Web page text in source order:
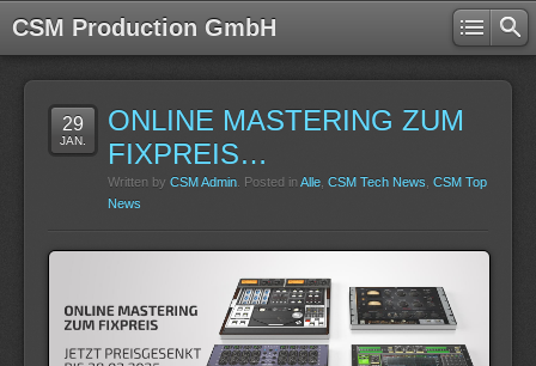
CSM Production GmbH
29
JAN.
ONLINE MASTERING ZUM
FIXPREIS…
Written by CSM Admin . Posted in Alle CSM Tech News CSM Top
News